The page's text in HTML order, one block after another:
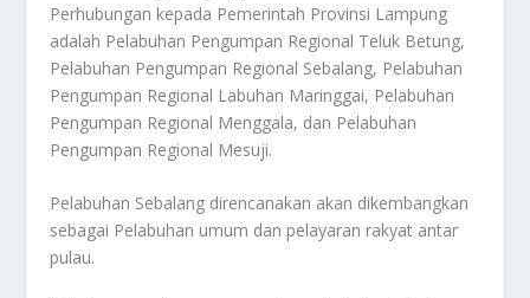
Perhubungan kepada Pemerintah Provinsi Lampung
adalah Pelabuhan Pengumpan Regional Teluk Betung,
Pelabuhan Pengumpan Regional Sebalang, Pelabuhan
Pengumpan Regional Labuhan Maringgai, Pelabuhan
Pengumpan Regional Menggala, dan Pelabuhan
Pengumpan Regional Mesuji.
Pelabuhan Sebalang direncanakan akan dikembangkan
sebagai Pelabuhan umum dan pelayaran rakyat antar
pulau.